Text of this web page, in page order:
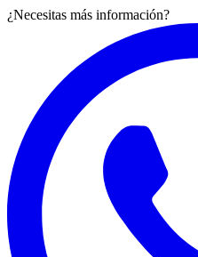
¿Necesitas más información?